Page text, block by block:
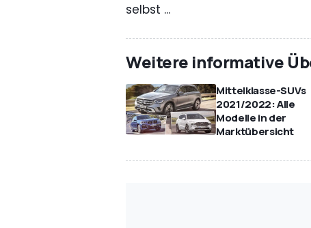
selbst ...
Weitere informative
Mittelklasse-SUVs
2021/2022: Alle
Modelle in der
Marktübersicht